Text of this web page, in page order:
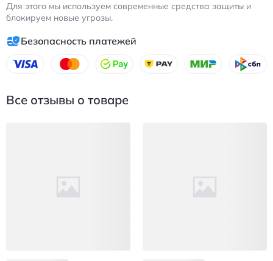
Для этого мы используем современные средства защиты и
блокируем новые угрозы.
Безопасность платежей
Все отзывы о товаре